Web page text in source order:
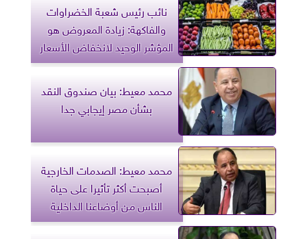
نائب رئيس شعبة الخضراوات
والفاكهة: زيادة المعروض هو
المؤشر الوحيد لانخفاض الأسعار
محمد معيط: بيان صندوق النقد
بشأن مصر إيجابي جدا
محمد معيط: الصدمات الخارجية
أصبحت أكثر تأثيرا على حياة
الناس من أوضاعنا الداخلية